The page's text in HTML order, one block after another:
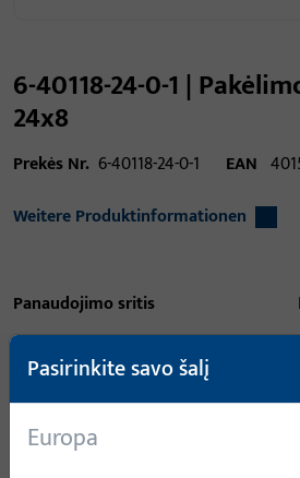
6-40118-24-0-1 |
24x8
Prekės Nr. 6-40118-24-0-1 EAN
Weitere Produktinformationen
Panaudojimo sritis
Pasirinkite savo šalį
Europa